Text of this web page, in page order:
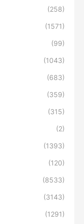
(258)
(1571)
(99)
(1043)
(683)
(359)
(315)
(2)
(1393)
(120)
(8533)
(3143)
(1291)